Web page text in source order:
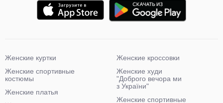
Женские куртки
Женские спортивные
костюмы
Женские платья
Женские кроссовки
Женские худи
"Доброго вечора ми
з України"
Женские спортивные